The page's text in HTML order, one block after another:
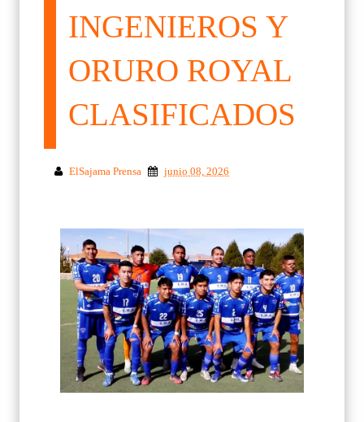
INGENIEROS Y
ORURO ROYAL
CLASIFICADOS
ElSajama Prensa junio 08, 2026